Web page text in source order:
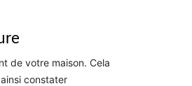
de votre maison. Cela
constater